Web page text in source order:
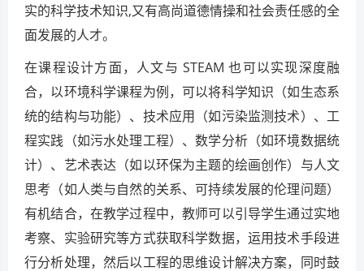
实的科学技术知识,又有高尚道德情操和社会责任感的全
面发展的人才。
在课程设计方面，人文与 STEAM 也可以实现深度融
合，以环境科学课程为例，可以将科学知识（如生态系
统的结构与功能）、技术应用（如污染监测技术）、工
程实践（如污水处理工程）、数学分析（如环境数据统
计）、艺术表达（如以环保为主题的绘画创作）与人文
思考（如人类与自然的关系、可持续发展的伦理问题）
有机结合，在教学过程中，教师可以引导学生通过实地
考察、实验研究等方式获取科学数据，运用技术手段进
行分析处理，然后以工程的思维设计解决方案，同时鼓